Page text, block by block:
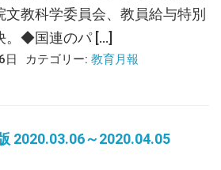
教科学委員会、教員給与特別
。◆国連のパ […]
日 カテゴリー: 教育月報
2020.03.06～2020.04.05